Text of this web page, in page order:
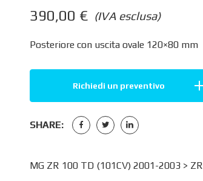
(IVA esclusa)
390,00 €
Posteriore con uscita ovale 120×80 mm
Richiedi un preventivo
SHARE:
MG ZR 100 TD (101CV) 2001-2003 > ZR